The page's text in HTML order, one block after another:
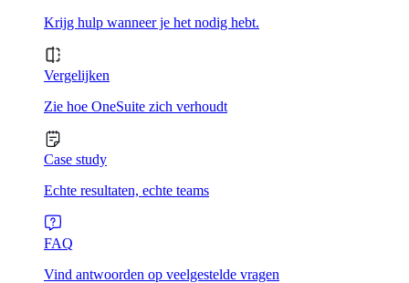
Krijg hulp wanneer je het nodig hebt.
Vergelijken
Zie hoe OneSuite zich verhoudt
Case study
Echte resultaten, echte teams
FAQ
Vind antwoorden op veelgestelde vragen